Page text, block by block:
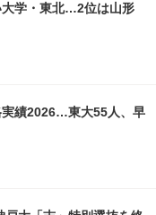
大学・東北…2位は山形
実績2026…東大55人、早